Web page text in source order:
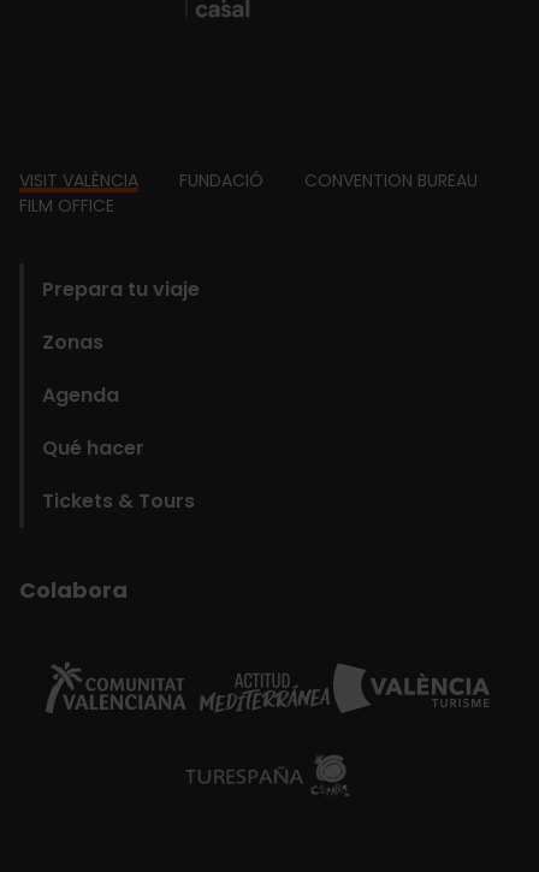
Footer
VISIT VALÈNCIA FUNDACIÓ
CONVENTION BUREAU
FILM OFFICE
Prepara tu viaje
Zonas
Agenda
Qué hacer
Tickets & Tours
Colabora